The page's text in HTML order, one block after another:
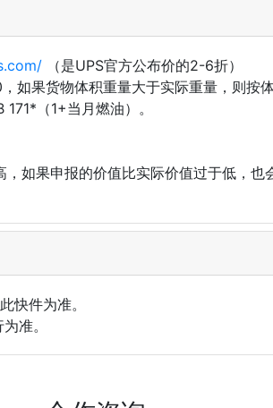
（是UPS官方公布价的2-6折）
果货物体积重量大于实际重量，则按
（1+当月燃油）。
如果申报的价值比实际价值过于低，
快件为准。
准。